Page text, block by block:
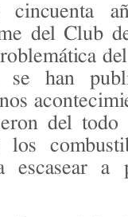
del Club
se han
del todo
escasear